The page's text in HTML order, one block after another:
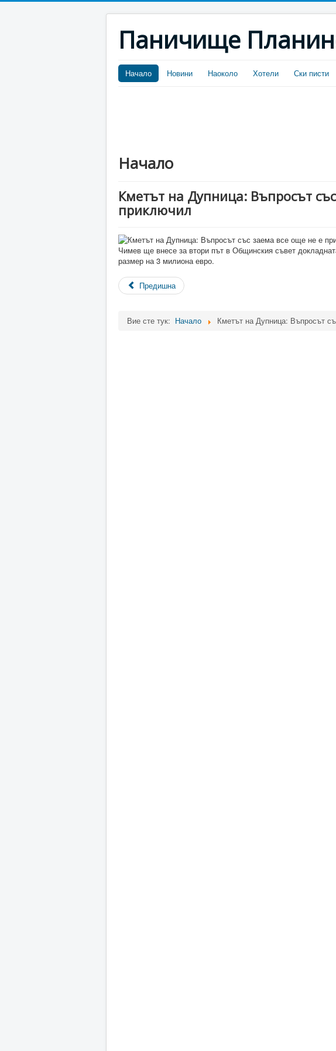
Паничище
Начало Новини Наоколо Хотели Ски писти
Начало
Кметът на Дупница: Въпросът
приключил
Чимев ще внесе за втори път в Общинския съвет
размер на 3 милиона евро.
Предишна
Вие сте тук: Начало Кметът на Дупница: Въпросът